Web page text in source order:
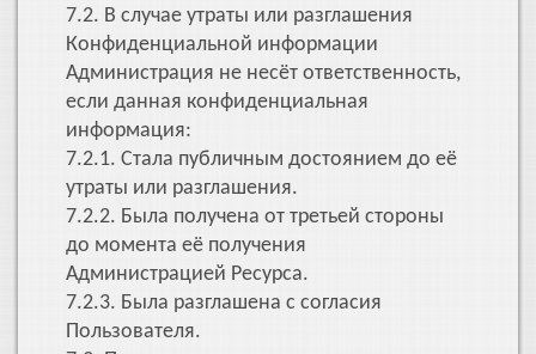
7.2. В случае утраты или разглашения
Конфиденциальной информации
Администрация не несёт ответственность,
если данная конфиденциальная
информация:
7.2.1. Стала публичным достоянием до её
утраты или разглашения.
7.2.2. Была получена от третьей стороны
до момента её получения
Администрацией Ресурса.
7.2.3. Была разглашена с согласия
Пользователя.